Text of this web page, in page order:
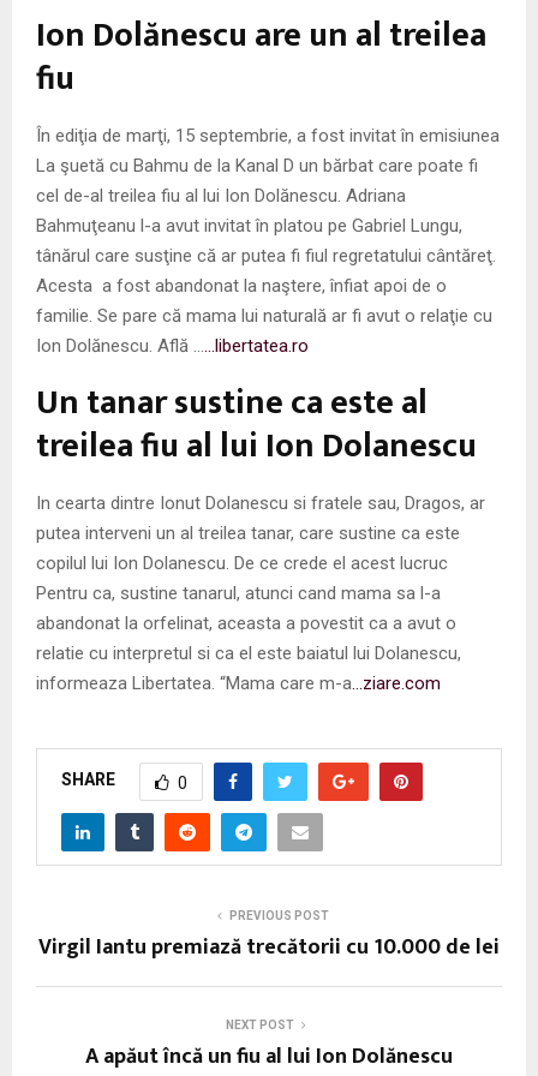
E
N
U
Ion Dolănescu are un al treilea
fiu
În ediţia de marţi, 15 septembrie, a fost invitat în emisiunea
La şuetă cu Bahmu de la Kanal D un bărbat care poate fi
cel de-al treilea fiu al lui Ion Dolănescu. Adriana
Bahmuţeanu l-a avut invitat în platou pe Gabriel Lungu,
tânărul care susţine că ar putea fi fiul regretatului cântăreţ.
Acesta a fost abandonat la naştere, înfiat apoi de o
familie. Se pare că mama lui naturală ar fi avut o relaţie cu
Ion Dolănescu. Află …
…libertatea.ro
Un tanar sustine ca este al
treilea fiu al lui Ion Dolanescu
In cearta dintre Ionut Dolanescu si fratele sau, Dragos, ar
putea interveni un al treilea tanar, care sustine ca este
copilul lui Ion Dolanescu. De ce crede el acest lucruc
Pentru ca, sustine tanarul, atunci cand mama sa l-a
abandonat la orfelinat, aceasta a povestit ca a avut o
relatie cu interpretul si ca el este baiatul lui Dolanescu,
informeaza Libertatea. “Mama care m-a …ziare.com
SHARE 0
PREVIOUS POST
Virgil Iantu premiază trecătorii cu 10.000 de lei
NEXT POST
A apăut încă un fiu al lui Ion Dolănescu